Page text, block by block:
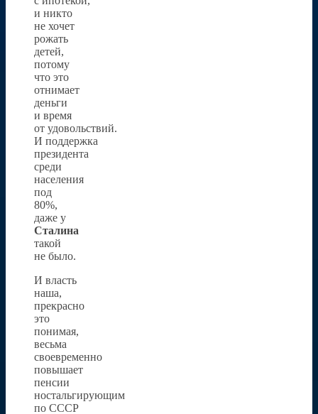
и никто
не хочет
рожать
детей,
потому
что это
отнимает
деньги
и время
от удовольствий.
И поддержка
президента
среди
населения
под
80%,
даже у
Сталина
такой
не было.
И власть
наша,
прекрасно
это
понимая,
весьма
своевременно
повышает
пенсии
ностальгирующим
по СССР